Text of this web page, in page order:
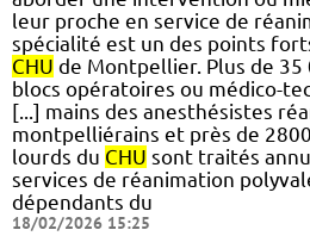
leur proche en service de
spécialité est un des points
CHU de Montpellier. Plus de 35
blocs opératoires ou médico-
[...] mains des anesthésistes
montpelliérains et près de
lourds du CHU sont traités
services de réanimation
dépendants du
18/02/2026 15:25